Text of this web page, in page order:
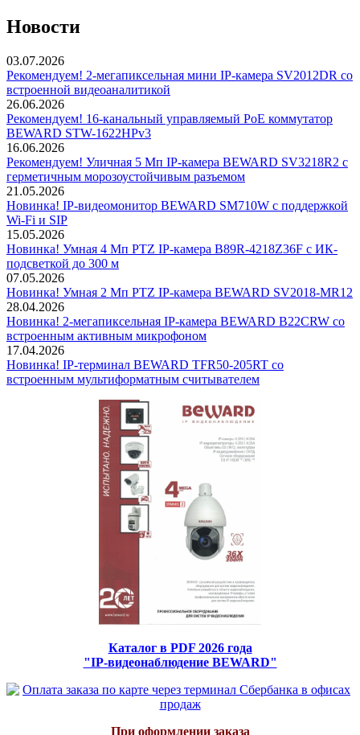
Новости
03.07.2026
Рекомендуем! 2-мегапиксельная мини IP-камера SV2012DR со
встроенной видеоаналитикой
26.06.2026
Рекомендуем! 16-канальный управляемый PoE коммутатор
BEWARD STW-1622HPv3
16.06.2026
Рекомендуем! Уличная 5 Мп IP-камера BEWARD SV3218R2 с
герметичным морозоустойчивым разъемом
21.05.2026
Новинка! IP-видеомонитор BEWARD SM710W с поддержкой
Wi-Fi и SIP
15.05.2026
Новинка! Умная 4 Мп PTZ IP-камера B89R-4218Z36F с ИК-
подсветкой до 300 м
07.05.2026
Новинка! Умная 2 Мп PTZ IP-камера BEWARD SV2018-MR12
28.04.2026
Новинка! 2-мегапиксельная IP-камера BEWARD B22CRW со
встроенным активным микрофоном
17.04.2026
Новинка! IP-терминал BEWARD TFR50-205RT со
встроенным мультиформатным считывателем
Каталог в PDF 2026 года
"IP-видеонаблюдение BEWARD"
При оформлении заказа